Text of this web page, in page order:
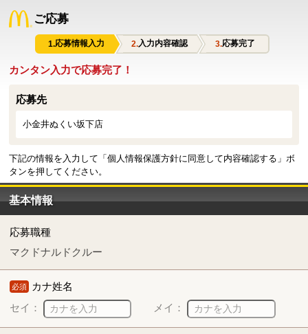
ご応募
応募情報入力 入力内容確認 応募完了
カンタン入力で応募完了！
応募先
小金井ぬくい坂下店
下記の情報を入力して「個人情報保護方針に同意して内容確認する」ボ
タンを押してください。
基本情報
応募職種
マクドナルドクルー
必須 カナ姓名
セイ：
メイ：